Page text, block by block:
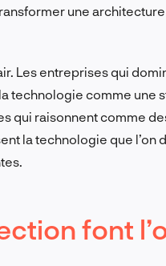
une
Les entreprises qui
technologie comme une
qui raisonnent comme
la technologie que
font